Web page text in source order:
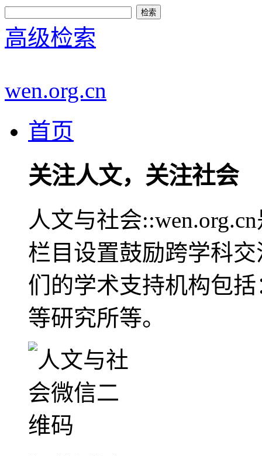
高级检索
wen.org.cn
首页
关注人文，关注社会
人文与社会
栏目设置鼓励跨学科
们的学术支持机构包
等研究所等。